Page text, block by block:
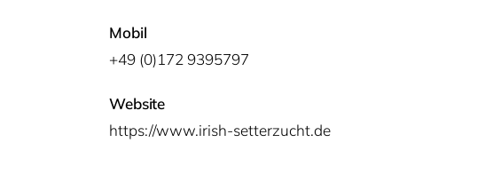
Mobil
+49 (0)172 9395797
Website
https://www.irish-setterzucht.de